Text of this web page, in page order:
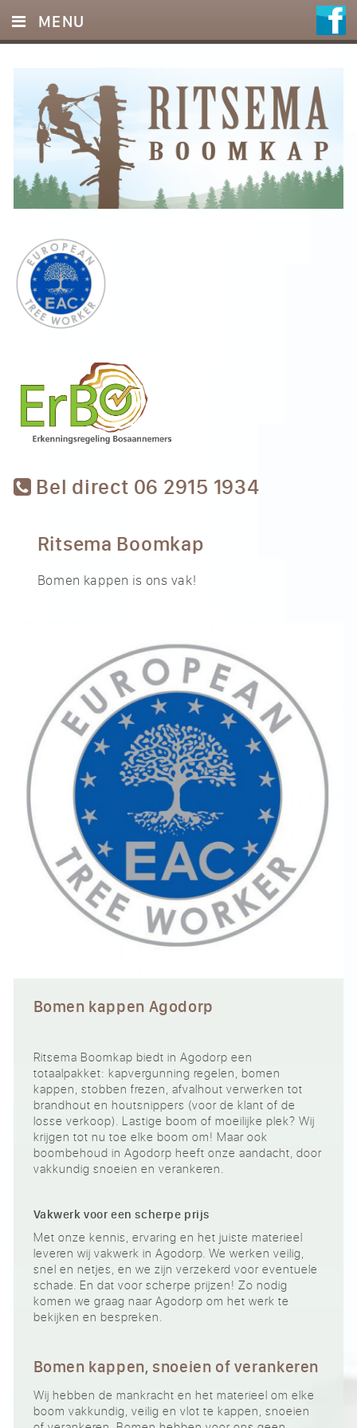
Bel direct 06 2915 1934
MENU
DIENSTEN
FOTO’S
REFERENTIES
OFFERTE
CONTACT
Ritsema Boomkap
Bomen kappen is ons vak!
Bomen kappen Agodorp
Ritsema Boomkap biedt in Agodorp een
totaalpakket: kapvergunning regelen, bomen
kappen, stobben frezen, afvalhout verwerken tot
brandhout en houtsnippers (voor de klant of de
losse verkoop). Lastige boom of moeilijke plek? Wij
krijgen tot nu toe elke boom om! Maar ook
boombehoud in Agodorp heeft onze aandacht, door
vakkundig snoeien en verankeren.
Vakwerk voor een scherpe prijs
Met onze kennis, ervaring en het juiste materieel
leveren wij vakwerk in Agodorp. We werken veilig,
snel en netjes, en we zijn verzekerd voor eventuele
schade. En dat voor scherpe prijzen! Zo nodig
komen we graag naar Agodorp om het werk te
bekijken en bespreken.
Bomen kappen, snoeien of verankeren
Wij hebben de mankracht en het materieel om elke
boom vakkundig, veilig en vlot te kappen, snoeien